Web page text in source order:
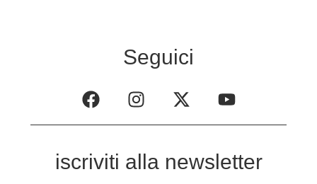
Seguici
iscriviti alla newsletter